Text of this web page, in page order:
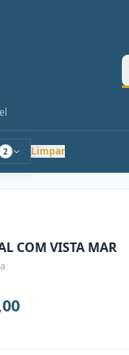
2 Limpar
COM VISTA MAR